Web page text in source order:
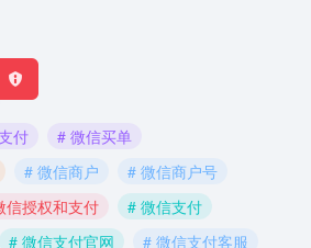
付
# 微信买单
# 微信商户
# 微信商户号
信授权和支付
# 微信支付
# 微信支付官网
# 微信支付客服